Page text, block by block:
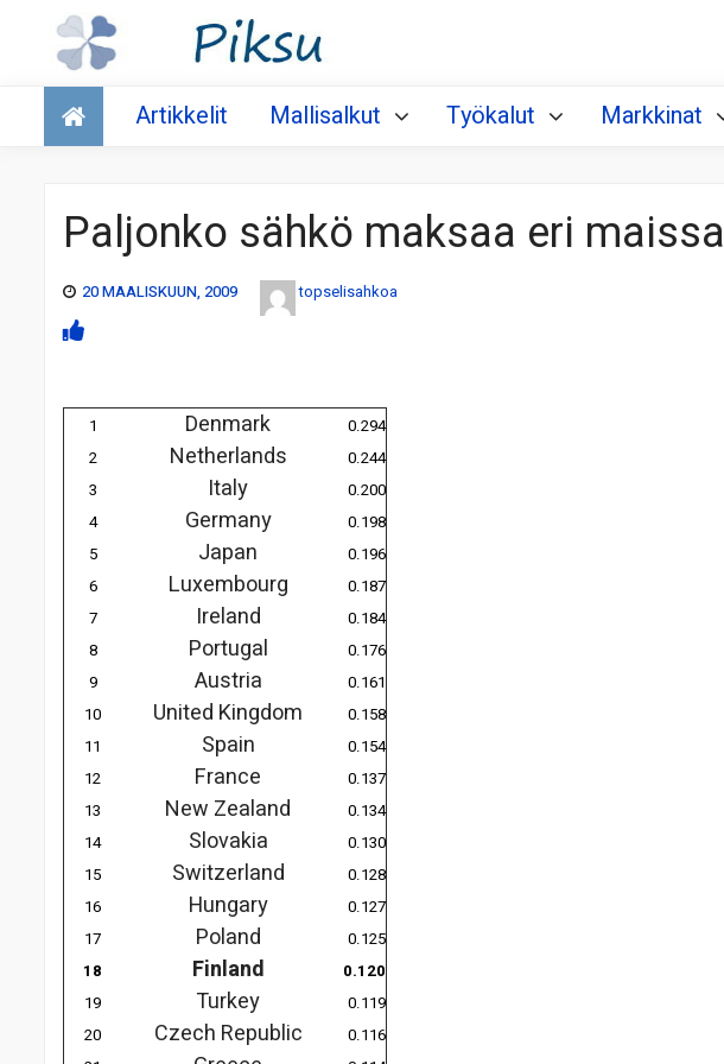
Talous
Artikkelit Mallisalkut Työkalut Markkinat
Paljonko sähkö maksaa eri maissa
20 MAALISKUUN, 2009 topselisahkoa
1 Denmark
0.294
2
Netherlands
0.244
3
Italy
0.200
4
Germany
0.198
5
Japan
0.196
6
Luxembourg
0.187
7
Ireland
0.184
8
Portugal
0.176
9
Austria
0.161
10
United Kingdom
0.158
11
Spain
0.154
12
France
0.137
13
New Zealand
0.134
14
Slovakia
0.130
15
Switzerland
0.128
16
Hungary
0.127
17
Poland
0.125
18
Finland
0.120
19
Turkey
0.119
20
Czech Republic
0.116